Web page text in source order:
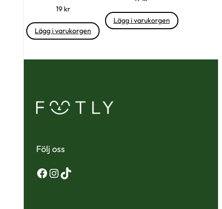
19 kr
Lägg i varukorgen
Lägg i varukorgen
Följ oss
Facebook
Instagram
TikTok